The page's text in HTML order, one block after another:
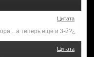
Цитата
а теперь ещё и 3-й?¿
Цитата